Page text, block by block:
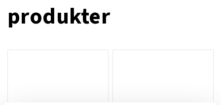
produkter